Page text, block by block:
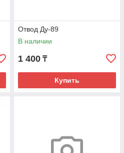
Отвод Ду-89
В наличии
1 400 ₸
Купить